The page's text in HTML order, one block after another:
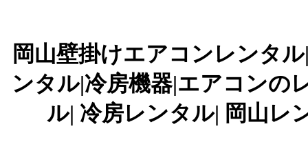
岡山壁掛けエアコンレンタ
ンタル|冷房機器|エアコンの
ル| 冷房レンタル| 岡山レ